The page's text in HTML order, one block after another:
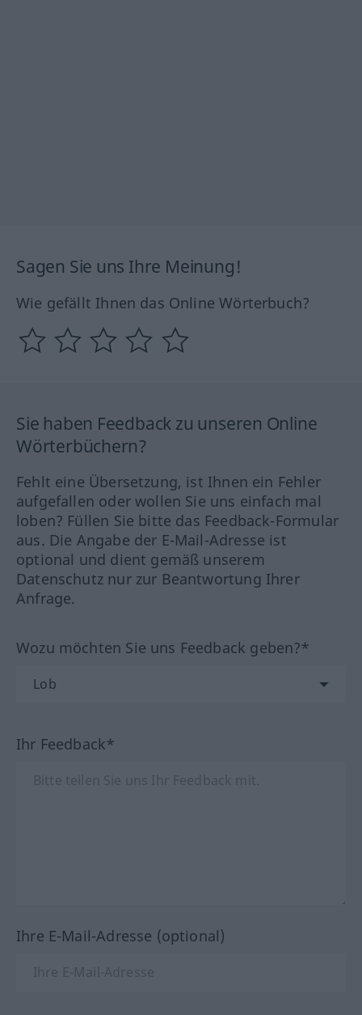
Sagen Sie uns Ihre Meinung!
Wie gefällt Ihnen das Online Wörterbuch?
Sie haben Feedback zu unseren Online
Wörterbüchern?
Fehlt eine Übersetzung, ist Ihnen ein Fehler
aufgefallen oder wollen Sie uns einfach mal
loben? Füllen Sie bitte das Feedback-Formular
aus. Die Angabe der E-Mail-Adresse ist
optional und dient gemäß unserem
Datenschutz nur zur Beantwortung Ihrer
Anfrage.
Wozu möchten Sie uns Feedback geben?*
Ihr Feedback*
Ihre E-Mail-Adresse (optional)